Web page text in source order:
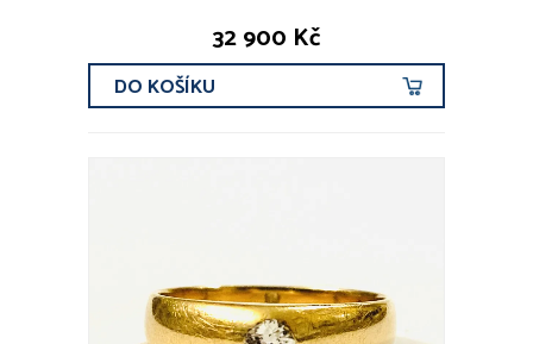
32 900 Kč
DO KOŠÍKU